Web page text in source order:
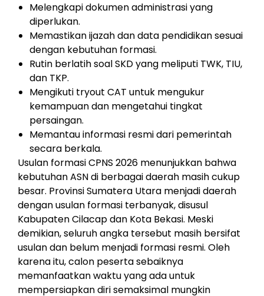
Melengkapi dokumen administrasi yang
diperlukan.
Memastikan ijazah dan data pendidikan sesuai
dengan kebutuhan formasi.
Rutin berlatih soal SKD yang meliputi TWK, TIU,
dan TKP.
Mengikuti tryout CAT untuk mengukur
kemampuan dan mengetahui tingkat
persaingan.
Memantau informasi resmi dari pemerintah
secara berkala.
Usulan formasi CPNS 2026 menunjukkan bahwa
kebutuhan ASN di berbagai daerah masih cukup
besar. Provinsi Sumatera Utara menjadi daerah
dengan usulan formasi terbanyak, disusul
Kabupaten Cilacap dan Kota Bekasi. Meski
demikian, seluruh angka tersebut masih bersifat
usulan dan belum menjadi formasi resmi. Oleh
karena itu, calon peserta sebaiknya
memanfaatkan waktu yang ada untuk
mempersiapkan diri semaksimal mungkin